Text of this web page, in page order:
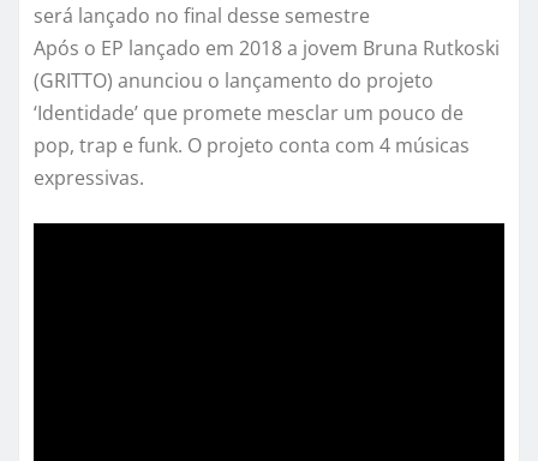
será lançado no final desse semestre
Após o EP lançado em 2018 a jovem Bruna Rutkoski
(GRITTO) anunciou o lançamento do projeto
‘Identidade’ que promete mesclar um pouco de
pop, trap e funk. O projeto conta com 4 músicas
expressivas.